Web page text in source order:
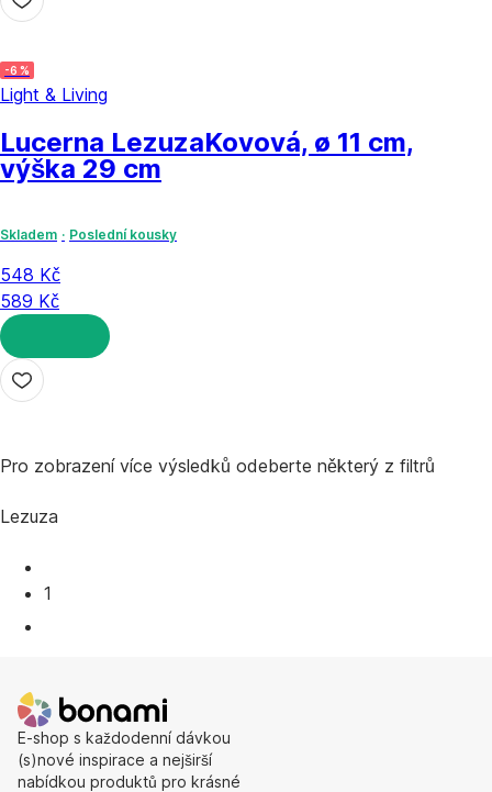
-6 %
Light & Living
Lucerna LezuzaKovová, ø 11 cm,
výška 29 cm
Skladem Poslední kousky
548 Kč
589 Kč
DO KOŠÍKU
Pro zobrazení více výsledků odeberte některý z filtrů
Lezuza
1
E-shop s každodenní dávkou
(s)nové inspirace a nejširší
nabídkou produktů pro krásné